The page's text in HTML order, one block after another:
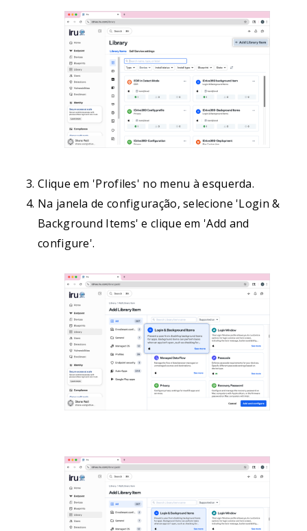
Clique em 'Profiles' no menu à esquerda.
Na janela de configuração, selecione 'Login &
Background Items' e clique em 'Add and
configure'.